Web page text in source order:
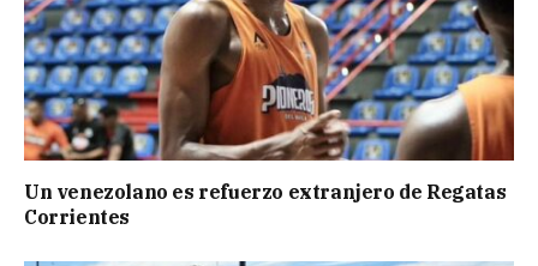
Un venezolano es refuerzo extranjero de Regatas
Corrientes